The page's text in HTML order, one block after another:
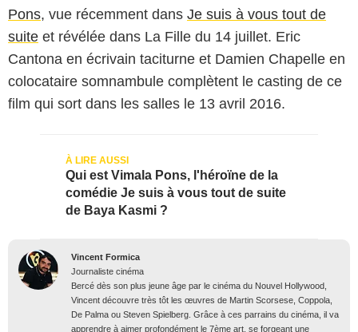
Pons, vue récemment dans Je suis à vous tout de
suite et révélée dans La Fille du 14 juillet. Eric
Cantona en écrivain taciturne et Damien Chapelle en
colocataire somnambule complètent le casting de ce
film qui sort dans les salles le 13 avril 2016.
Qui est Vimala Pons, l'héroïne de la
comédie Je suis à vous tout de suite
de Baya Kasmi ?
Vincent Formica
Journaliste cinéma
Bercé dès son plus jeune âge par le cinéma du Nouvel Hollywood,
Vincent découvre très tôt les œuvres de Martin Scorsese, Coppola,
De Palma ou Steven Spielberg. Grâce à ces parrains du cinéma, il va
apprendre à aimer profondément le 7ème art, se forgeant une